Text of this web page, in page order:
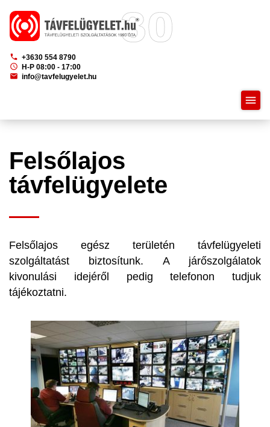
phone +3630 554 8790
schedule
H-P 08:00 - 17:00
mail info@tavfelugyelet.hu
menu
Felsőlajos
távfelügyelete
Felsőlajos egész területén távfelügyeleti
szolgáltatást biztosítunk. A járőszolgálatok
kivonulási idejéről pedig telefonon tudjuk
tájékoztatni.